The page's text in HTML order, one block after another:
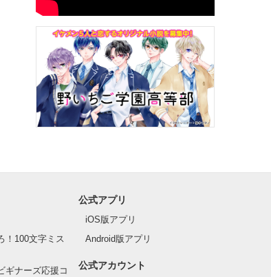
！100文字ミス
ギナーズ応援コ
公式アプリ
iOS版アプリ
Android版アプリ
公式アカウント